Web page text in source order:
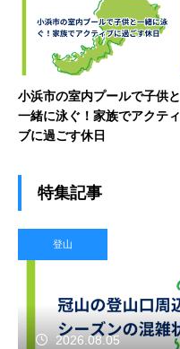
小浜市の室内プールで子供と
一緒に泳ぐ！家族でアクティ
ブに過ごす休日
特集記事
登山
2026.08.05